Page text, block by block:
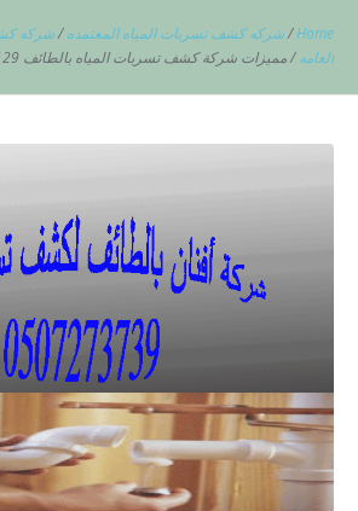
Home
/شركه كشف تسربات المياه المعتمده /شركه
العامه /مميزات شركة كشف تسربات المياه بالطائف 0553445129